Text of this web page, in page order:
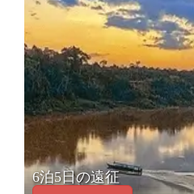
6泊5日の遠征